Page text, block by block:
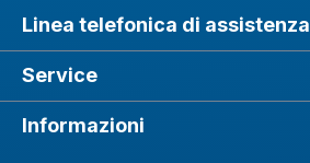
Linea telefonica di assistenza
Service
Informazioni